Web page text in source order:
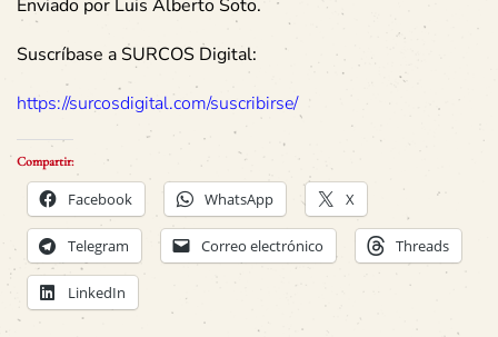
Enviado por Luis Alberto Soto.
Suscríbase a SURCOS Digital:
https://surcosdigital.com/suscribirse/
Compartir:
Facebook WhatsApp X
Telegram Correo electrónico Threads
LinkedIn